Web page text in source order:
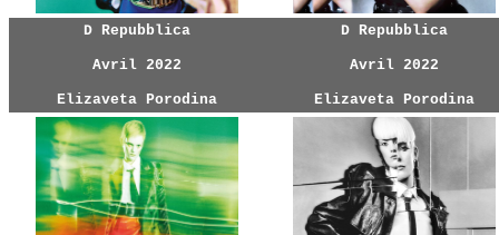
D Repubblica
Avril 2022
Elizaveta Porodina
D Repubblica
Avril 2022
Elizaveta Porodina